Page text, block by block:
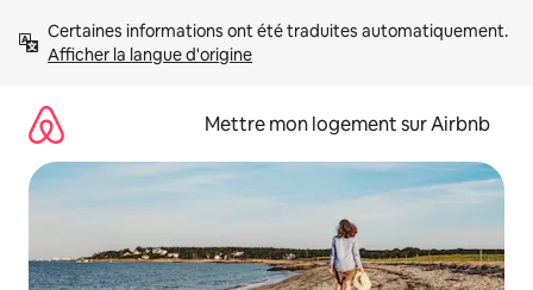
directement
Afficher la langue d'origine
Mettre mon logement sur Airbnb